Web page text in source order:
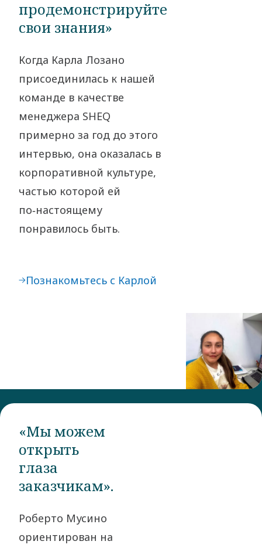
продемонстрируйте
свои знания»
Когда Карла Лозано
присоединилась к нашей
команде в качестве
менеджера SHEQ
примерно за год до этого
интервью, она оказалась в
корпоративной культуре,
частью которой ей
по‑настоящему
понравилось быть.
Познакомьтесь с Карлой
«Мы можем
открыть
глаза
заказчикам».
Роберто Мусино
ориентирован на